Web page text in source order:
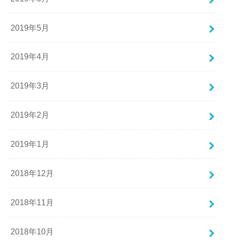
2019年5月
2019年4月
2019年3月
2019年2月
2019年1月
2018年12月
2018年11月
2018年10月